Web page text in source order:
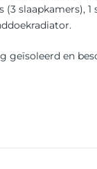
(3 slaapkamers),
geïsoleerd en